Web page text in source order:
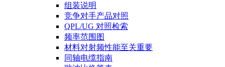
组装说明
竞争对手产品对照
QPL/UG 对照检索
频率范围图
材料对射频性能至关重要
同轴电缆指南